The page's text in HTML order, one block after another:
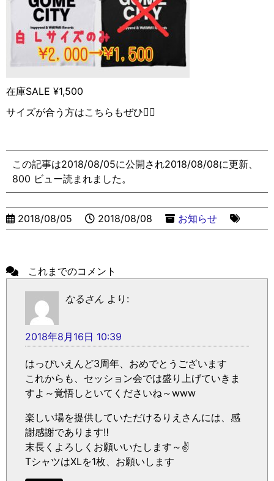
在庫SALE ¥1,500
サイズが合う方はこちらもぜひ💁‍♀️
この記事は2018/08/05に公開され2018/08/08に更新、
800 ビュー読まれました。
2018/08/05 2018/08/08 お知らせ
これまでのコメント
なるさん より:
2018年8月16日 10:39
はっぴいえんど3周年、おめでとうございます
これからも、セッション会では盛り上げていきま
すよ～覚悟しといてくださいね～www
楽しい場を提供していただけるりえさんには、感
謝感謝であります‼
末長くよろしくお願いいたします～✌
TシャツはXLを1枚、お願いします